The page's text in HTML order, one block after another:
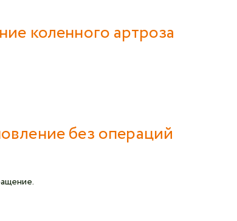
коленного артроза
без операций